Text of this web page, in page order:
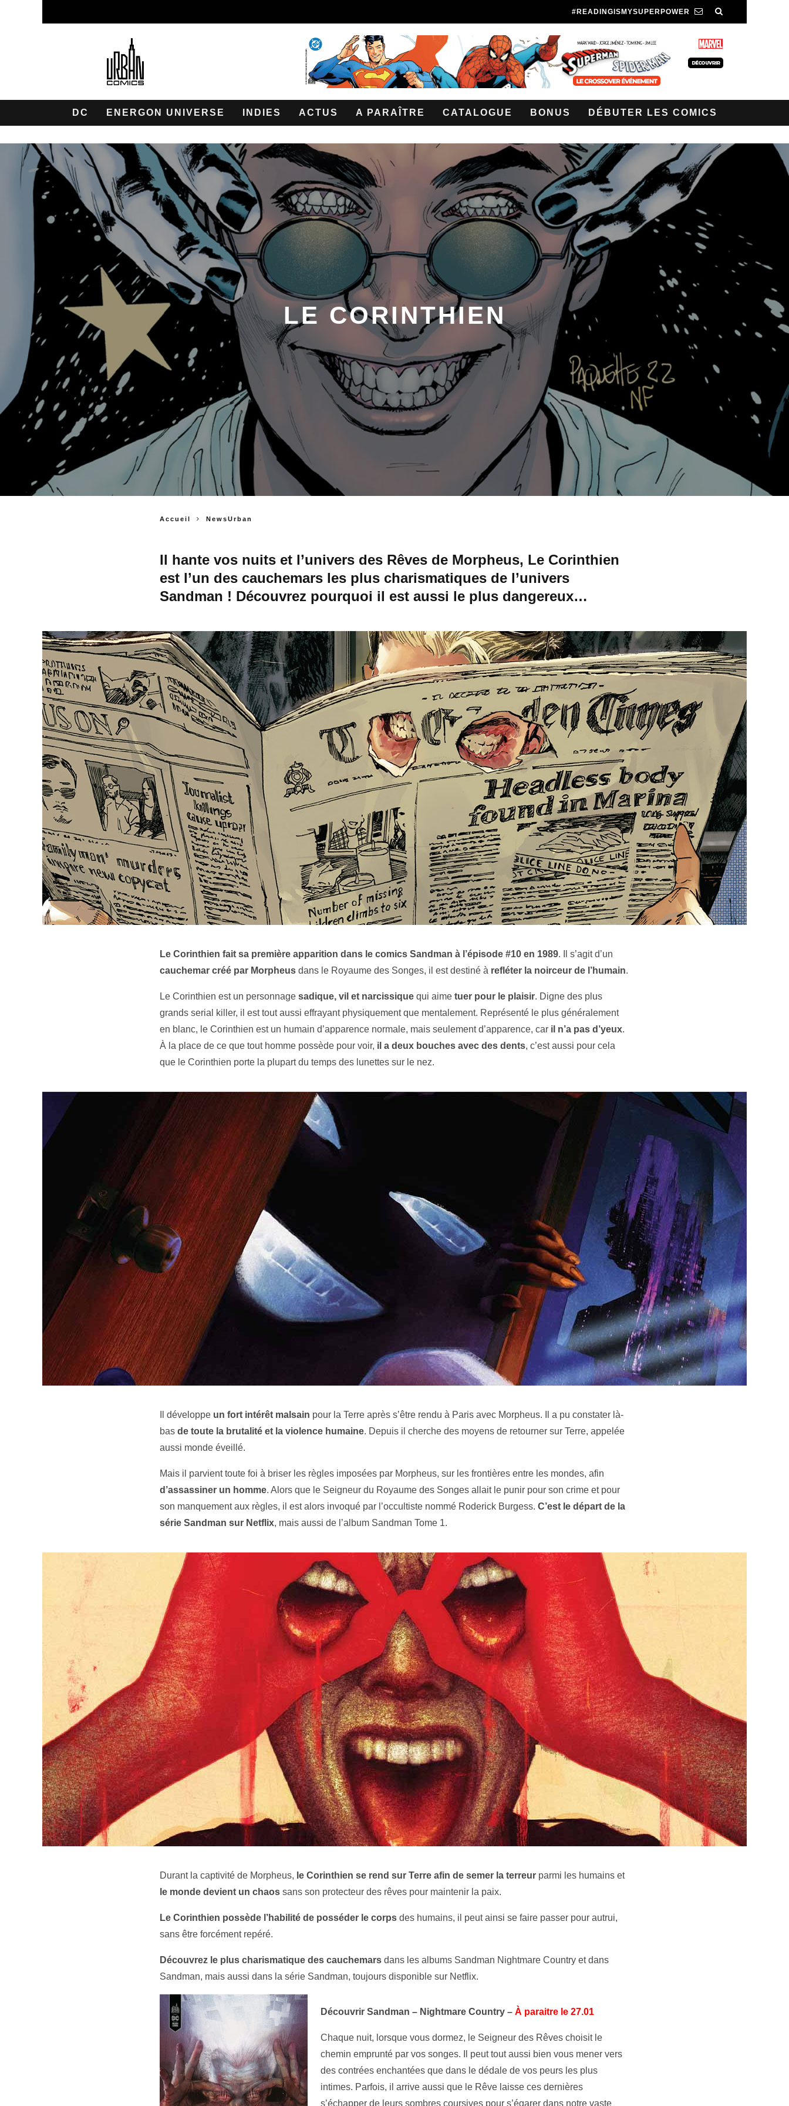
#READINGISMYSUPERPOWER
DC ENERGON UNIVERSE INDIES ACTUS A PARAÎTRE CATALOGUE BONUS DÉBUTER LES COMICS
LE CORINTHIEN
Accueil NewsUrban
Il hante vos nuits et l’univers des Rêves de Morpheus, Le Corinthien
est l’un des cauchemars les plus charismatiques de l’univers
Sandman ! Découvrez pourquoi il est aussi le plus dangereux…
Le Corinthien fait sa première apparition dans le comics Sandman à l’épisode #10 en 1989. Il s’agit d’un
cauchemar créé par Morpheus dans le Royaume des Songes, il est destiné à refléter la noirceur de l’humain.
Le Corinthien est un personnage sadique, vil et narcissique qui aime tuer pour le plaisir. Digne des plus
grands serial killer, il est tout aussi effrayant physiquement que mentalement. Représenté le plus généralement
en blanc, le Corinthien est un humain d’apparence normale, mais seulement d’apparence, car il n’a pas d’yeux.
À la place de ce que tout homme possède pour voir, il a deux bouches avec des dents, c’est aussi pour cela
que le Corinthien porte la plupart du temps des lunettes sur le nez.
Il développe un fort intérêt malsain pour la Terre après s’être rendu à Paris avec Morpheus. Il a pu constater là-
bas de toute la brutalité et la violence humaine. Depuis il cherche des moyens de retourner sur Terre, appelée
aussi monde éveillé.
Mais il parvient toute foi à briser les règles imposées par Morpheus, sur les frontières entre les mondes, afin
d’assassiner un homme. Alors que le Seigneur du Royaume des Songes allait le punir pour son crime et pour
son manquement aux règles, il est alors invoqué par l’occultiste nommé Roderick Burgess. C’est le départ de la
série Sandman sur Netflix, mais aussi de l’album Sandman Tome 1.
Durant la captivité de Morpheus, le Corinthien se rend sur Terre afin de semer la terreur parmi les humains et
le monde devient un chaos sans son protecteur des rêves pour maintenir la paix.
Le Corinthien possède l’habilité de posséder le corps des humains, il peut ainsi se faire passer pour autrui,
sans être forcément repéré.
Découvrez le plus charismatique des cauchemars dans les albums Sandman Nightmare Country et dans
Sandman, mais aussi dans la série Sandman, toujours disponible sur Netflix.
Découvrir Sandman – Nightmare Country –À paraitre le 27.01
Chaque nuit, lorsque vous dormez, le Seigneur des Rêves choisit le
chemin emprunté par vos songes. Il peut tout aussi bien vous mener vers
des contrées enchantées que dans le dédale de vos peurs les plus
intimes. Parfois, il arrive aussi que le Rêve laisse ces dernières
s’échapper de leurs sombres coursives pour s’égarer dans notre vaste